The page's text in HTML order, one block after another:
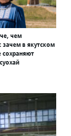
чем
зачем в якутском
сохраняют